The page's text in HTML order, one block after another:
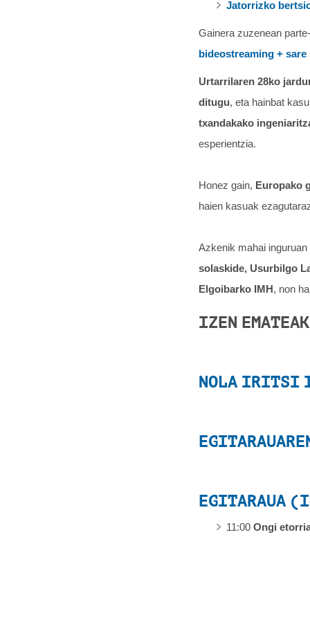
Jatorrizko
Gainera zuzenean
bideostreaming + sare
Urtarrilaren 28ko
ditugu, eta hainbat
txandakako
esperientzia.
Honez gain, Europako
haien kasuak
Azkenik mahai inguruan
solaskide, Usurbilgo
Elgoibarko IMH, non
IZEN
NOLA IRITSI
11:00 Ongi